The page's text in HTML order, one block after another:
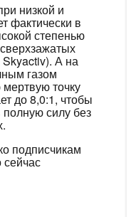
низкой и
фактически в
степенью
А на
газом
точку
до 8,0:1, чтобы
полную силу без
подписчикам